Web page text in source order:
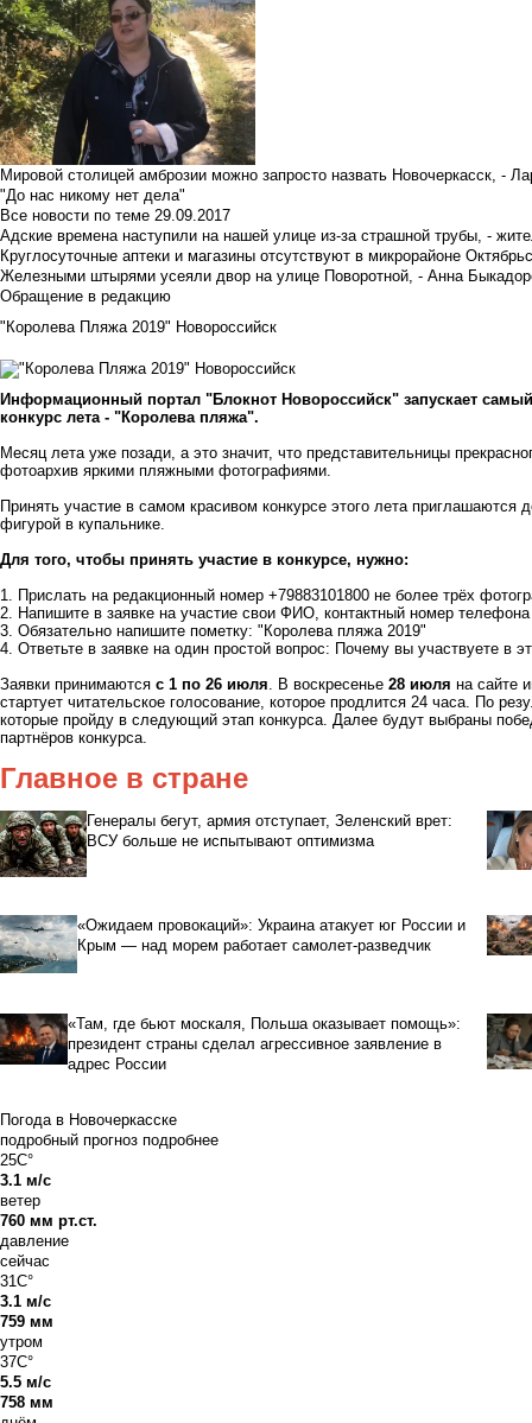
Мировой столицей амброзии можно запросто назвать Новочеркасск, -
"До нас никому нет дела"
Все новости по теме 29.09.2017
Адские времена наступили на нашей улице из-за страшной трубы, -
Круглосуточные аптеки и магазины отсутствуют в микрорайоне
Железными штырями усеяли двор на улице Поворотной, - Анна
Обращение в редакцию
"Королева Пляжа 2019" Новороссийск
Информационный портал "Блокнот Новороссийск" запускает
конкурс лета - "Королева пляжа".
Месяц лета уже позади, а это значит, что представительницы
фотоархив яркими пляжными фотографиями.
Принять участие в самом красивом конкурсе этого лета приглашаются
фигурой в купальнике.
Для того, чтобы принять участие в конкурсе, нужно:
1. Прислать на редакционный номер +79883101800 не более трёх
2. Напишите в заявке на участие свои ФИО, контактный номер телефона
3. Обязательно напишите пометку: "Королева пляжа 2019"
4. Ответьте в заявке на один простой вопрос: Почему вы участвуете в
Заявки принимаются с 1 по 26 июля. В воскресенье 28 июля на сайте
стартует читательское голосование, которое продлится 24 часа. По
которые пройду в следующий этап конкурса. Далее будут выбраны
партнёров конкурса.
Главное в стране
Генералы бегут, армия отступает, Зеленский врет:
ВСУ больше не испытывают оптимизма
«Ожидаем провокаций»: Украина атакует юг России и
Крым — над морем работает самолет-разведчик
«Там, где бьют москаля, Польша оказывает помощь»:
президент страны сделал агрессивное заявление в
адрес России
Погода в Новочеркасске
подробный прогноз подробнее
25C°
3.1 м/с
ветер
760 мм рт.ст.
давление
сейчас
31C°
3.1 м/с
759 мм
утром
37C°
5.5 м/с
758 мм